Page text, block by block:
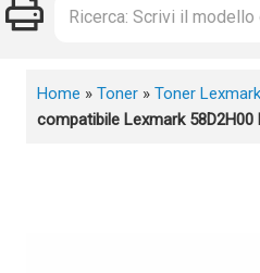
Home » Toner » Toner Lexmark
compatibile Lexmark 58D2H00